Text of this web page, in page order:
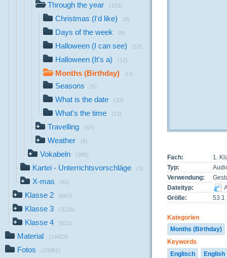
Through the year (103)
Christmas (I'd like) (8)
Days of the week (8)
Halloween (I can see) (12)
Halloween (It's a) (12)
Months (Birthday) (13)
Seasons (5)
What is the date (32)
What's the time (13)
Travelling (57)
Weather (8)
Vokabeln (265)
Kartei - Unterrichtsvorschläge (3)
X-mas (61)
Klasse 2 (667)
Klasse 3 (3218)
Klasse 4 (821)
Material (14423)
Fotos (28981)
Fach:
1.
Typ:
Verwendung:
Dateityp:
Größe:
53.1
Kategorien
Months (Birthday)
Keywords
Englisch
English